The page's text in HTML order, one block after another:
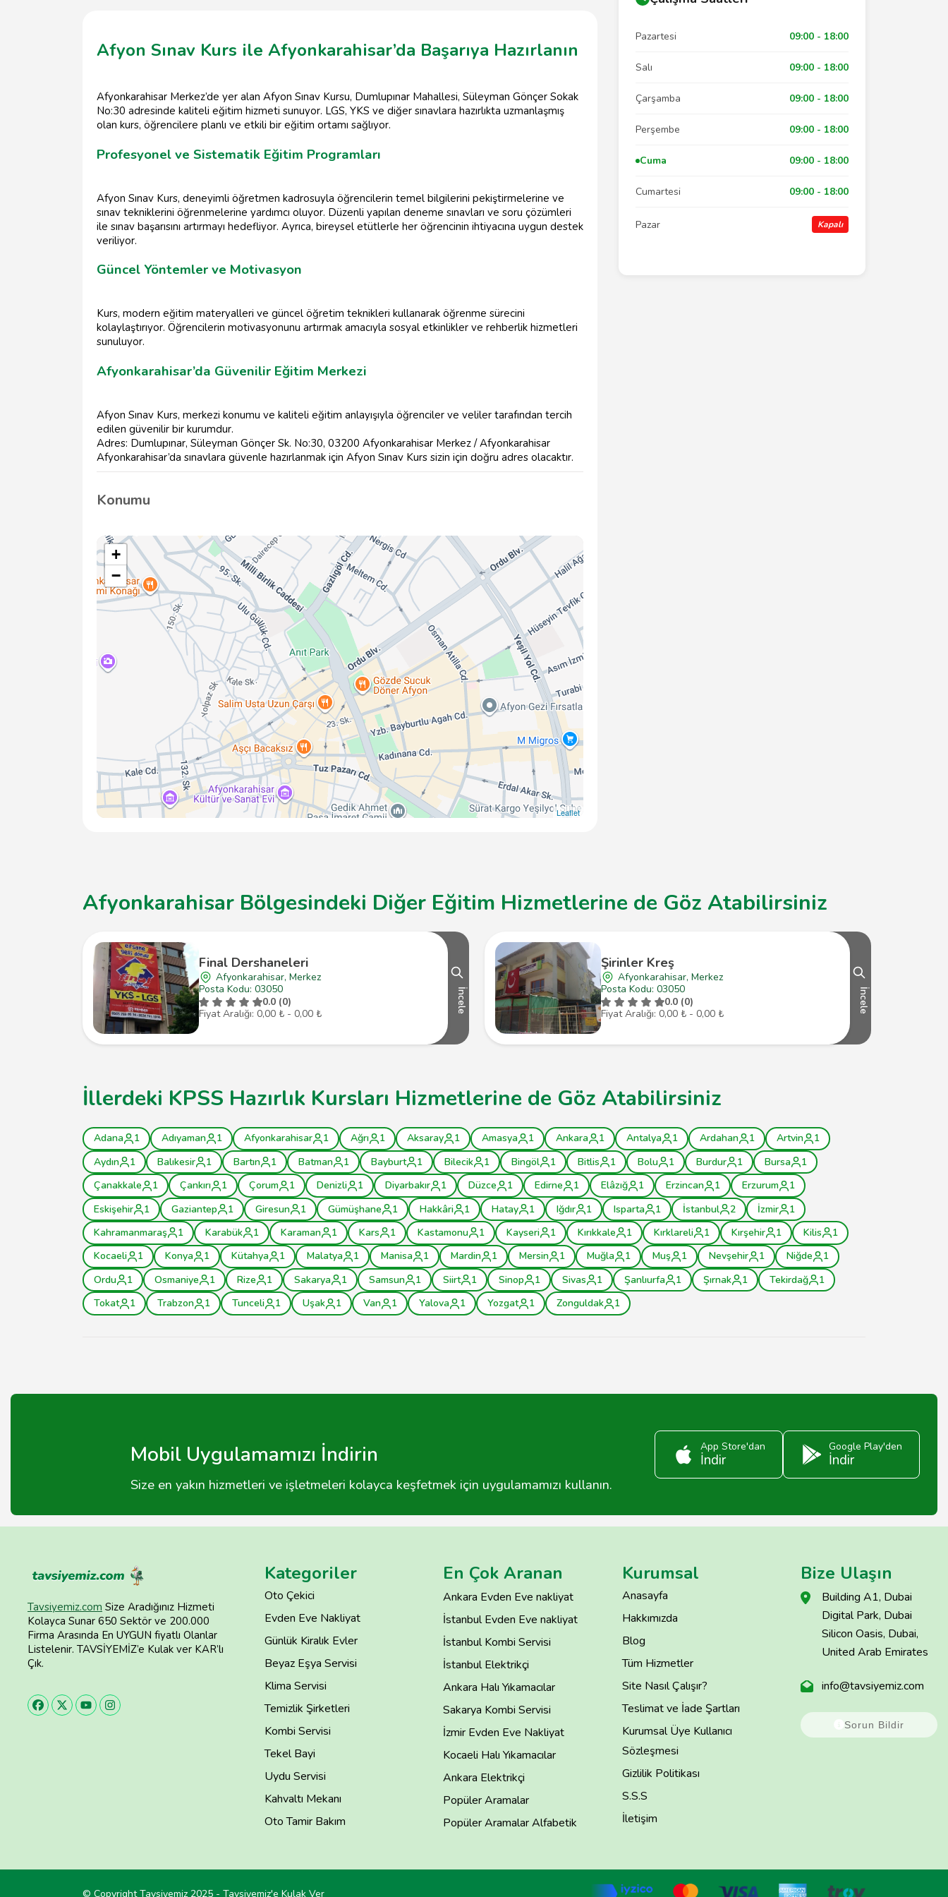
Afyon Sınav Kurs ile Afyonkarahisar’da Başarıya Hazırlanın
Afyonkarahisar Merkez’de yer alan Afyon Sınav Kursu, Dumlupınar Mahallesi, Süleyman Gönçer Sokak
No:30 adresinde kaliteli eğitim hizmeti sunuyor. LGS, YKS ve diğer sınavlara hazırlıkta uzmanlaşmış
olan kurs, öğrencilere planlı ve etkili bir eğitim ortamı sağlıyor.
Profesyonel ve Sistematik Eğitim Programları
Afyon Sınav Kurs, deneyimli öğretmen kadrosuyla öğrencilerin temel bilgilerini pekiştirmelerine ve
sınav tekniklerini öğrenmelerine yardımcı oluyor. Düzenli yapılan deneme sınavları ve soru çözümleri
ile sınav başarısını artırmayı hedefliyor. Ayrıca, bireysel etütlerle her öğrencinin ihtiyacına uygun destek
veriliyor.
Güncel Yöntemler ve Motivasyon
Kurs, modern eğitim materyalleri ve güncel öğretim teknikleri kullanarak öğrenme sürecini
kolaylaştırıyor. Öğrencilerin motivasyonunu artırmak amacıyla sosyal etkinlikler ve rehberlik hizmetleri
sunuluyor.
Afyonkarahisar’da Güvenilir Eğitim Merkezi
Afyon Sınav Kurs, merkezi konumu ve kaliteli eğitim anlayışıyla öğrenciler ve veliler tarafından tercih
edilen güvenilir bir kurumdur.
Adres: Dumlupınar, Süleyman Gönçer Sk. No:30, 03200 Afyonkarahisar Merkez / Afyonkarahisar
Afyonkarahisar’da sınavlara güvenle hazırlanmak için Afyon Sınav Kurs sizin için doğru adres olacaktır.
Konumu
+
−
Leaflet
Pazartesi 09:00 - 18:00
Salı 09:00 - 18:00
Çarşamba 09:00 - 18:00
Perşembe 09:00 - 18:00
Cuma 09:00 - 18:00
Cumartesi 09:00 - 18:00
Pazar Kapalı
Afyonkarahisar Bölgesindeki Diğer Eğitim Hizmetlerine de Göz Atabilirsiniz
Final Dershaneleri
Afyonkarahisar, Merkez
Posta Kodu: 03050
0.0 (0)
Fiyat Aralığı: 0,00 ₺ - 0,00 ₺
İncele
Şirinler Kreş
Afyonkarahisar, Merkez
Posta Kodu: 03050
0.0 (0)
Fiyat Aralığı: 0,00 ₺ - 0,00 ₺
İncele
İllerdeki KPSS Hazırlık Kursları Hizmetlerine de Göz Atabilirsiniz
Adana 1 Adıyaman 1 Afyonkarahisar 1 Ağrı 1 Aksaray 1 Amasya 1 Ankara 1 Antalya 1 Ardahan 1 Artvin
1
Aydın
1 Balıkesir 1 Bartın 1 Batman 1 Bayburt 1 Bilecik 1 Bingöl 1 Bitlis 1 Bolu 1 Burdur 1 Bursa
1
Çanakkale
1 Çankırı 1 Çorum 1 Denizli 1 Diyarbakır 1 Düzce 1 Edirne 1 Elâzığ 1 Erzincan 1 Erzurum
1
Eskişehir
1 Gaziantep 1 Giresun 1 Gümüşhane 1 Hakkâri 1 Hatay 1 Iğdır 1 Isparta 1 İstanbul 2 İzmir
1
Kahramanmaraş
1 Karabük 1 Karaman 1 Kars 1 Kastamonu 1 Kayseri 1 Kırıkkale 1 Kırklareli 1 Kırşehir 1 Kilis
1
Kocaeli
1 Konya 1 Kütahya 1 Malatya 1 Manisa 1 Mardin 1 Mersin 1 Muğla 1 Muş 1 Nevşehir 1 Niğde
1
Ordu
1 Osmaniye 1 Rize 1 Sakarya 1 Samsun 1 Siirt 1 Sinop 1 Sivas 1 Şanlıurfa 1 Şırnak 1 Tekirdağ
1
Tokat
1 Trabzon 1 Tunceli 1 Uşak 1 Van 1 Yalova 1 Yozgat 1 Zonguldak 1
Mobil Uygulamamızı İndirin
Size en yakın hizmetleri ve işletmeleri kolayca keşfetmek için uygulamamızı kullanın.
App Store'dan
İndir
Google Play'den
İndir
Tavsiyemiz.com Size Aradığınız Hizmeti
Kolayca Sunar 650 Sektör ve 200.000
Firma Arasında En UYGUN fiyatlı Olanlar
Listelenir. TAVSİYEMİZ’e Kulak ver KAR’lı
Çık.
Kategoriler
Oto Çekici
Evden Eve Nakliyat
Günlük Kiralık Evler
Beyaz Eşya Servisi
Klima Servisi
Temizlik Şirketleri
Kombi Servisi
Tekel Bayi
Uydu Servisi
Kahvaltı Mekanı
Oto Tamir Bakım
En Çok Aranan
Ankara Evden Eve nakliyat
İstanbul Evden Eve nakliyat
İstanbul Kombi Servisi
İstanbul Elektrikçi
Ankara Halı Yıkamacılar
Sakarya Kombi Servisi
İzmir Evden Eve Nakliyat
Kocaeli Halı Yıkamacılar
Ankara Elektrikçi
Popüler Aramalar
Popüler Aramalar Alfabetik
Kurumsal
Anasayfa
Hakkımızda
Blog
Tüm Hizmetler
Site Nasıl Çalışır?
Teslimat ve İade Şartları
Kurumsal Üye Kullanıcı
Sözleşmesi
Gizlilik Politikası
S.S.S
İletişim
Bize Ulaşın
Building A1, Dubai
Digital Park, Dubai
Silicon Oasis, Dubai,
United Arab Emirates
info@tavsiyemiz.com
Sorun Bildir
© Copyright Tavsiyemiz 2025 - Tavsiyemiz'e Kulak Ver